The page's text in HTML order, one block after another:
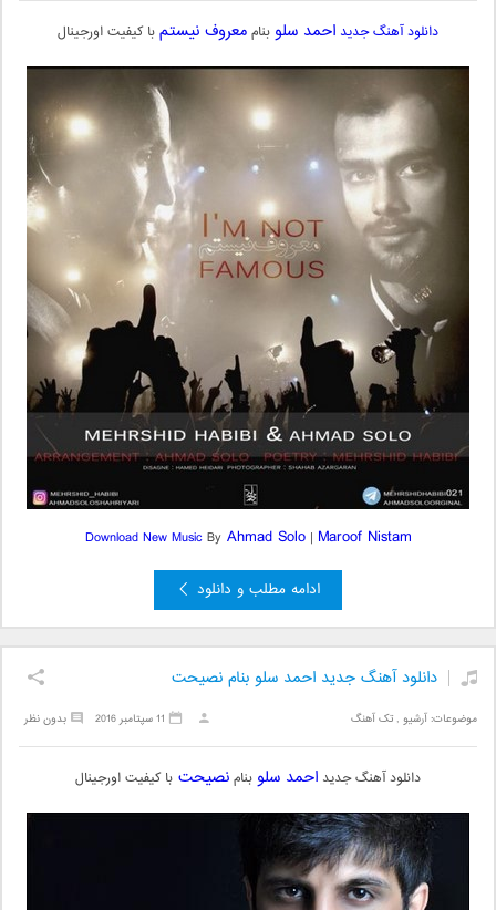
دانلود آهنگ جدید احمد سلوبناممعروف نیستمبا کیفیت اورجینال
Download New MusicByAhmad Solo| Maroof Nistam
ادامه مطلب و دانلود
دانلود آهنگ جدید احمد سلو بنام نصیحت
موضوعات:آرشیو ,تک آهنگ بدون نظر 11 سپتامبر 2016
دانلود آهنگ جدید احمد سلوبنامنصیحت با کیفیت اورجینال